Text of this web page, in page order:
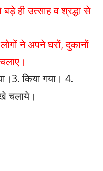
ही उत्साह व श्रद्धा से
ने अपने घरों, दुकानों
किया गया। 4.
चलाये।